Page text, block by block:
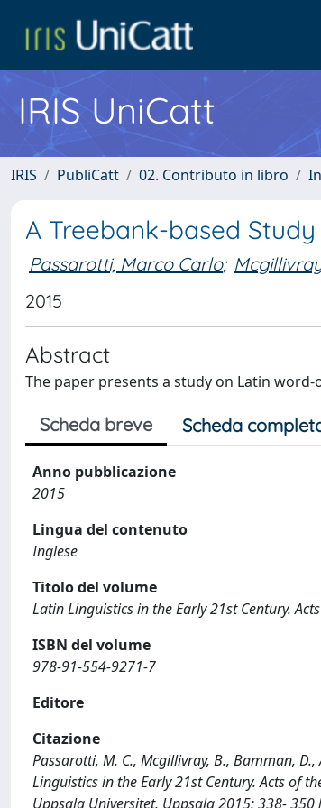
IRIS UniCatt
IRIS PubliCatt 02. Contributo in libro
A Treebank-based
Passarotti, Marco Carlo;
2015
Abstract
The paper presents a study on Latin
Scheda breve Scheda
Anno pubblicazione
2015
Lingua del contenuto
Inglese
Titolo del volume
Latin Linguistics in the Early 21st Century.
ISBN del volume
978-91-554-9271-7
Editore
Citazione
Passarotti, M. C., Mcgillivray, B., Bamman,
Linguistics in the Early 21st Century. Acts of
Uppsala Universitet, Uppsala 2015: 338-